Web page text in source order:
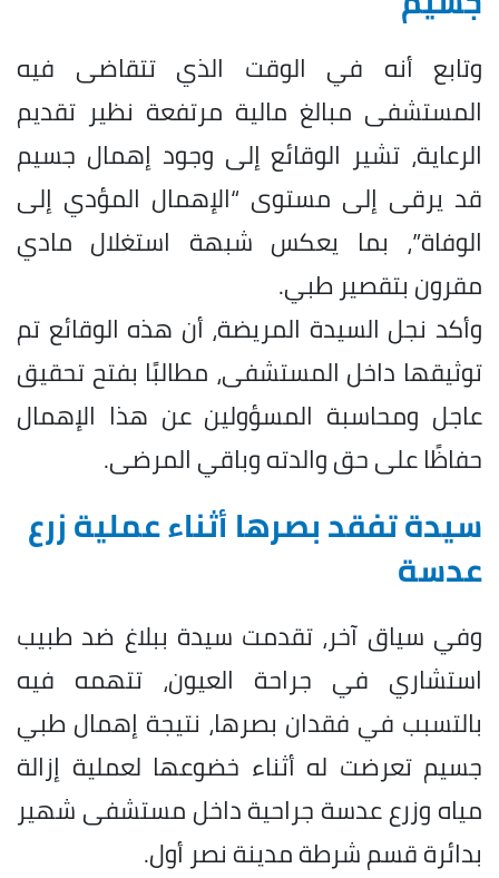
وتابع أنه في الوقت الذي تتقاضى فيه
المستشفى مبالغ مالية مرتفعة نظير تقديم
الرعاية، تشير الوقائع إلى وجود إهمال جسيم
قد يرقى إلى مستوى “الإهمال المؤدي إلى
الوفاة”، بما يعكس شبهة استغلال مادي
مقرون بتقصير طبي.
وأكد نجل السيدة المريضة، أن هذه الوقائع تم
توثيقها داخل المستشفى، مطالبًا بفتح تحقيق
عاجل ومحاسبة المسؤولين عن هذا الإهمال
حفاظًا على حق والدته وباقي المرضى.
سيدة تفقد بصرها أثناء عملية زرع
عدسة
وفي سياق آخر، تقدمت سيدة ببلاغ ضد طبيب
استشاري في جراحة العيون، تتهمه فيه
بالتسبب في فقدان بصرها، نتيجة إهمال طبي
جسيم تعرضت له أثناء خضوعها لعملية إزالة
مياه وزرع عدسة جراحية داخل مستشفى شهير
بدائرة قسم شرطة مدينة نصر أول.